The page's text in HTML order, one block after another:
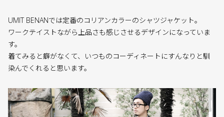
UMIT BENANでは定番のコリアンカラーのシャツジャケット。
ワークテイストながら上品さも感じさせるデザインになっていま
す。
着てみると癖がなくて、いつものコーディネートにすんなりと馴
染んでくれると思います。